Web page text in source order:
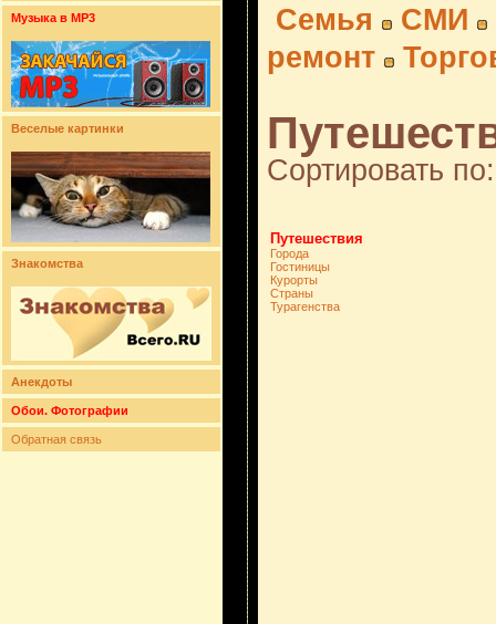
Музыка в MP3
Веселые картинки
Знакомства
Анекдоты
Обои. Фотографии
Обратная связь
Семья
СМИ
ремонт
Сортировать
Путешествия
Города
Гостиницы
Курорты
Страны
Турагенства